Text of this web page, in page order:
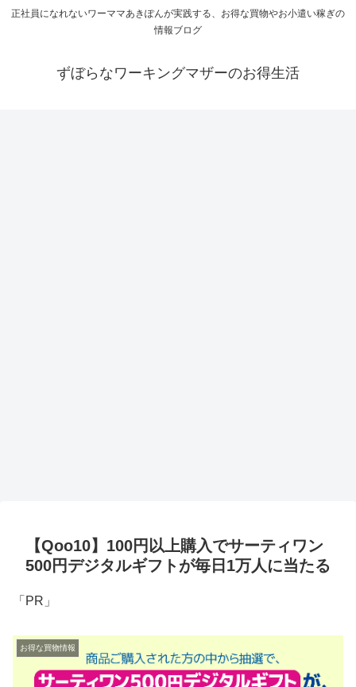
正社員になれないワーママあきぽんが実践する、お得な買物やお小遣い稼ぎの
情報ブログ
ずぼらなワーキングマザーのお得生活
【Qoo10】100円以上購入でサーティワン
500円デジタルギフトが毎日1万人に当たる
「PR」
お得な買物情報